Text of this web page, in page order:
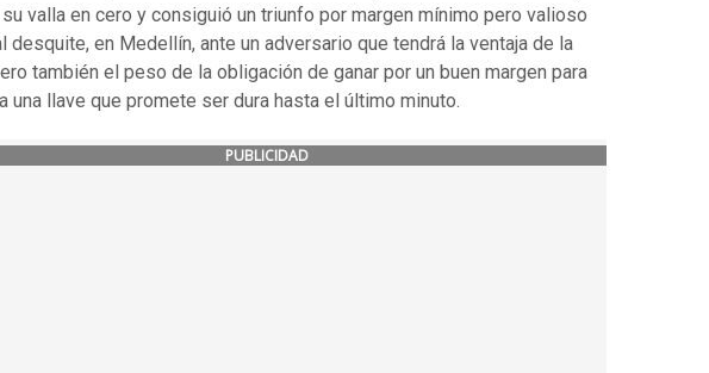
valla en cero y consiguió un triunfo por margen mínimo pero valioso
desquite, en Medellín, ante un adversario que tendrá la ventaja de la
también el peso de la obligación de ganar por un buen margen para
una llave que promete ser dura hasta el último minuto.
PUBLICIDAD